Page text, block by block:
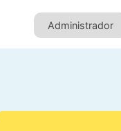
Administrador